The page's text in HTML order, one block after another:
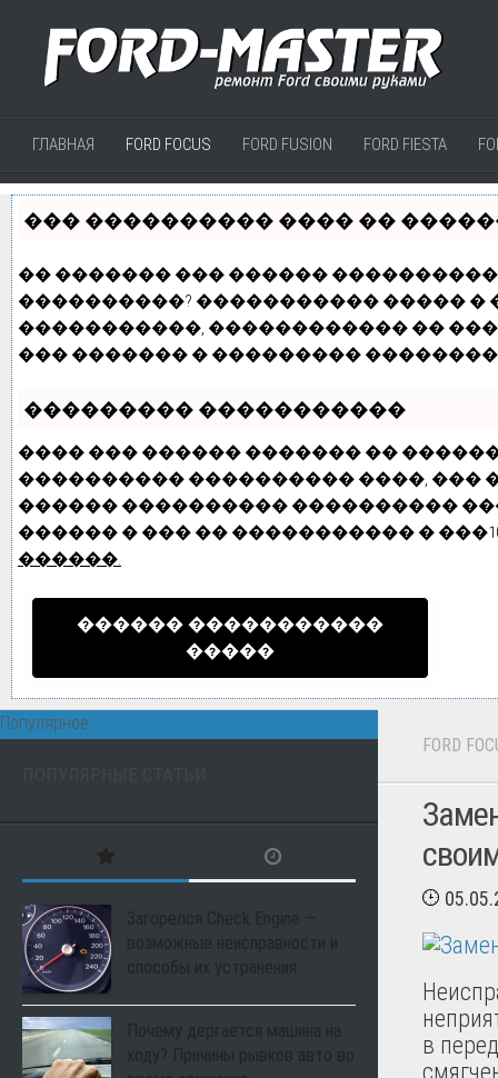
ГЛАВНАЯ FORD FOCUS FORD FUSION FORD FIESTA
��� ���������� ���� ��
�� ������� ��� ������
����������? ����������� ����� �
�����������, ������������ ��
��� ������� � ���������
��������� �����������
���� ��� ������ ������� ��
���������� ���������� ����, ���
������ ���������� ����������
������ � ��� �� ����������� �
������.
������ �����������
�����
FORD
в
Популярное:
Загорелся Check Engine —
возможные неисправности и
способы их устранения
Почему дергается машина на
ходу? Причины рывков авто во